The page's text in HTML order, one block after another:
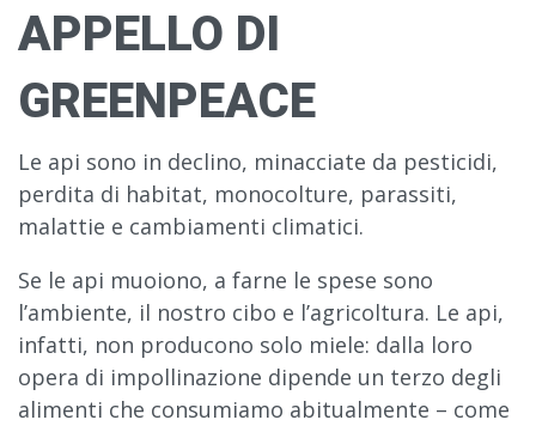
APPELLO DI
GREENPEACE
Le api sono in declino, minacciate da pesticidi,
perdita di habitat, monocolture, parassiti,
malattie e cambiamenti climatici.
Se le api muoiono, a farne le spese sono
l’ambiente, il nostro cibo e l’agricoltura. Le api,
infatti, non producono solo miele: dalla loro
opera di impollinazione dipende un terzo degli
alimenti che consumiamo abitualmente – come